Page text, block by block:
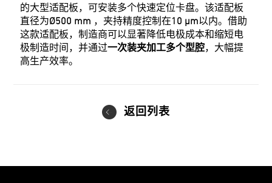
的大型适配板，可安装多个快速定位卡盘。该适配板
直径为Ø500 mm ，夹持精度控制在10 µm以内。借助
这款适配板，制造商可以显著降低电极成本和缩短电
极制造时间，并通过一次装夹加工多个型腔，大幅提
高生产效率。
返回列表